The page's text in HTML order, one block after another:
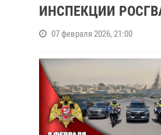
ИНСПЕКЦИИ
07 февраля 2026, 21:00